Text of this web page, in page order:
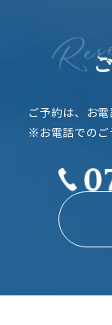
ご予約は、お
※お電話でのご